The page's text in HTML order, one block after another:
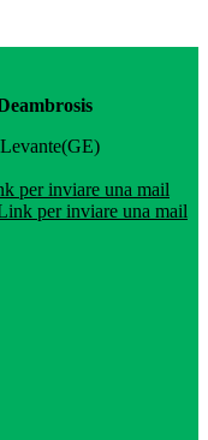
per inviare una mail
per inviare una mail